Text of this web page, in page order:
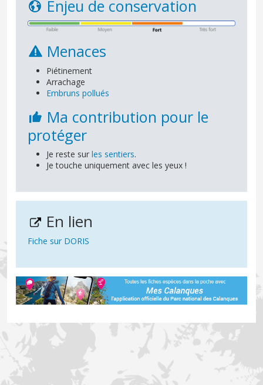
Enjeu de conservation
Menaces
Piétinement
Arrachage
Embruns pollués
Ma contribution pour le
protéger
Je reste sur les sentiers.
Je touche uniquement avec les yeux !
En lien
Fiche sur DORIS